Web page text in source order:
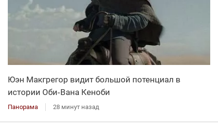
Юэн Макгрегор видит большой потенциал в
истории Оби‑Вана Кеноби
Панорама 28 минут назад